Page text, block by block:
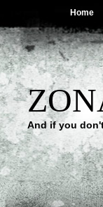
Home
And if you